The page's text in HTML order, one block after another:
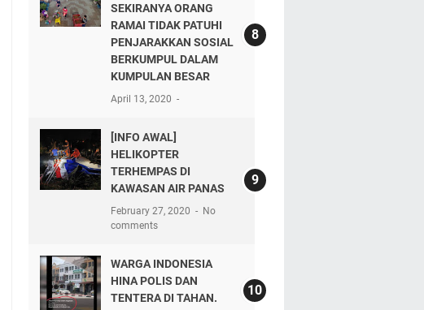
SEKIRANYA ORANG
RAMAI TIDAK PATUHI
PENJARAKKAN SOSIAL
BERKUMPUL DALAM
KUMPULAN BESAR
April 13, 2020
[INFO AWAL]
HELIKOPTER
TERHEMPAS DI
KAWASAN AIR PANAS
February 27, 2020
No
comments
WARGA INDONESIA
HINA POLIS DAN
TENTERA DI TAHAN.